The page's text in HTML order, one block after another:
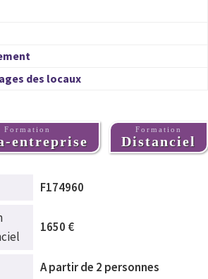
des locaux
Formation
entreprise
Formation
Distanciel
F174960
1650 €
A partir de 2 personnes